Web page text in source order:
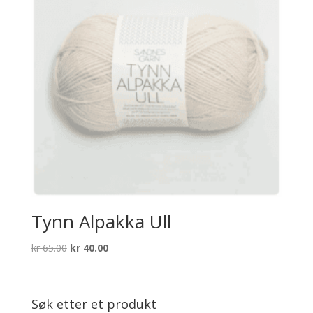
Tynn Alpakka Ull
kr65.00 Opprinnelig
kr40.00Nåværende
Søk etter et produkt